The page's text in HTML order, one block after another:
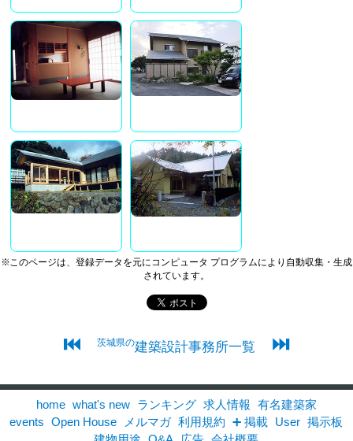
※このページは、登録データを元にコンピュータ プログラムにより自動収集・生成
されています。
⏮ 茨城県の建築設計事務所一覧 ⏭
home what's new ランキング 求人情報 有名建築家
events
Open House メルマガ 利用規約 ➕ 掲載 User 掲示板